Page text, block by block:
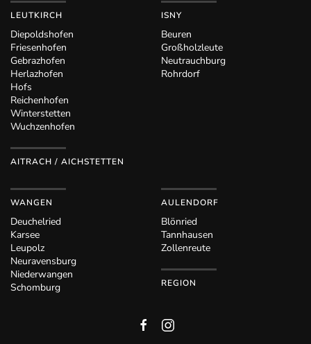
LEUTKIRCH
Diepoldshofen
Friesenhofen
Gebrazhofen
Herlazhofen
Hofs
Reichenhofen
Winterstetten
Wuchzenhofen
AITRACH / AICHSTETTEN
ISNY
Beuren
Großholzleute
Neutrauchburg
Rohrdorf
WANGEN
Deuchelried
Karsee
Leupolz
Neuravensburg
Niederwangen
Schomburg
AULENDORF
Blönried
Tannhausen
Zollenreute
REGION